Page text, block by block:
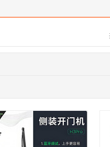
采购距离:
华北区